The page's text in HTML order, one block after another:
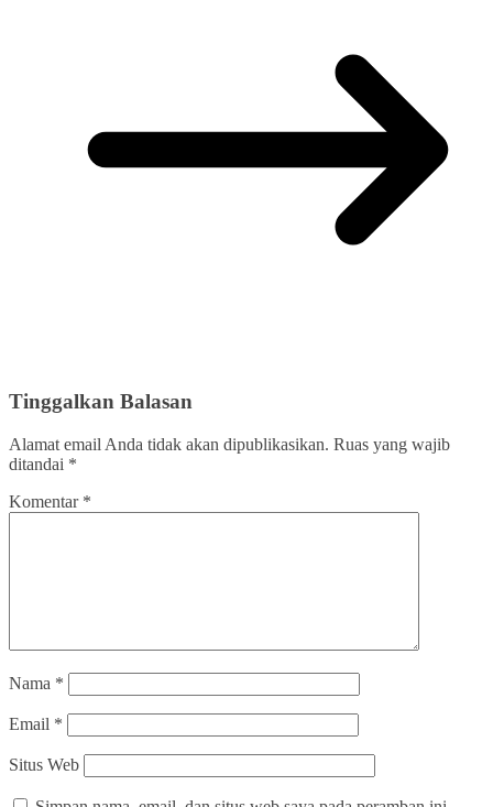
Tinggalkan Balasan
Alamat email Anda tidak akan dipublikasikan. Ruas yang wajib
ditandai *
Komentar *
Nama *
Email *
Situs Web